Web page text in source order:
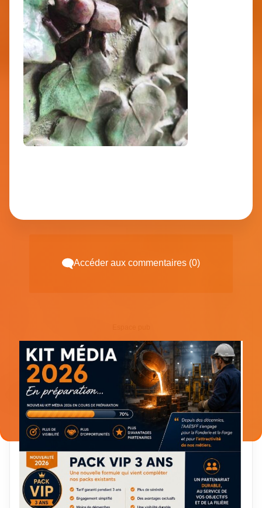
Accéder aux commentaires (0)